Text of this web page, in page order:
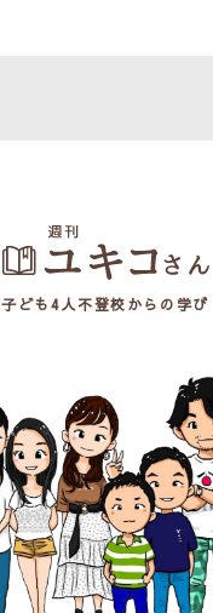
子ども4人不登校からの学び